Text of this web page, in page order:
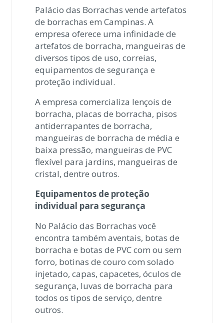
Palácio das Borrachas vende artefatos
de borrachas em Campinas. A
empresa oferece uma infinidade de
artefatos de borracha, mangueiras de
diversos tipos de uso, correias,
equipamentos de segurança e
proteção individual.
A empresa comercializa lençois de
borracha, placas de borracha, pisos
antiderrapantes de borracha,
mangueiras de borracha de média e
baixa pressão, mangueiras de PVC
flexível para jardins, mangueiras de
cristal, dentre outros.
Equipamentos de proteção
individual para segurança
No Palácio das Borrachas você
encontra também aventais, botas de
borracha e botas de PVC com ou sem
forro, botinas de couro com solado
injetado, capas, capacetes, óculos de
segurança, luvas de borracha para
todos os tipos de serviço, dentre
outros.